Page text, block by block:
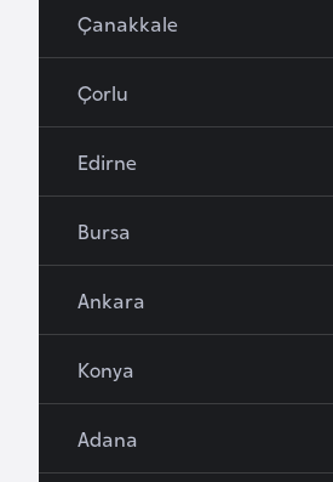
Çanakkale
Çorlu
Edirne
Bursa
Ankara
Konya
Adana
t
y
z
r
b
a
y
c
a